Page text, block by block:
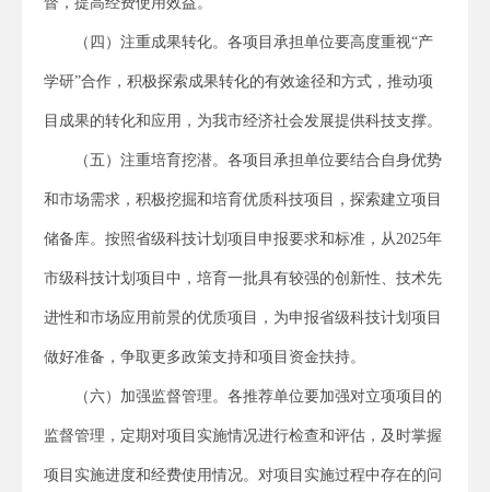
（四）注重成果转化。各项目承担单位要高度重视“产
学研”合作，积极探索成果转化的有效途径和方式，推动项
目成果的转化和应用，为我市经济社会发展提供科技支撑。
（五）注重培育挖潜。各项目承担单位要结合自身优势
和市场需求，积极挖掘和培育优质科技项目，探索建立项目
储备库。按照省级科技计划项目申报要求和标准，从2025年
市级科技计划项目中，培育一批具有较强的创新性、技术先
进性和市场应用前景的优质项目，为申报省级科技计划项目
做好准备，争取更多政策支持和项目资金扶持。
（六）加强监督管理。各推荐单位要加强对立项项目的
监督管理，定期对项目实施情况进行检查和评估，及时掌握
项目实施进度和经费使用情况。对项目实施过程中存在的问